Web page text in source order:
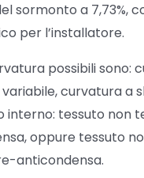
sormonto a 7,73%,
per l’installatore.
possibili sono:
curvatura a
interno: tessuto non
oppure tessuto
anticondensa.